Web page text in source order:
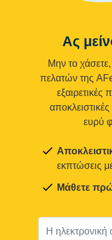
Ας
Μην το χάσετε,
πελατών της
ευρύ
εκπτώσεις
Μάθετε